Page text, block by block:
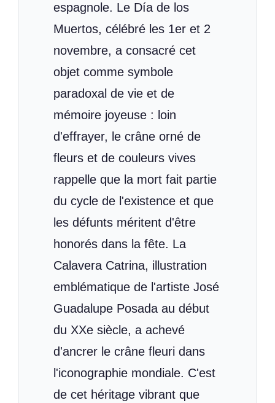
espagnole. Le Día de los
Muertos, célébré les 1er et 2
novembre, a consacré cet
objet comme symbole
paradoxal de vie et de
mémoire joyeuse : loin
d'effrayer, le crâne orné de
fleurs et de couleurs vives
rappelle que la mort fait partie
du cycle de l'existence et que
les défunts méritent d'être
honorés dans la fête. La
Calavera Catrina, illustration
emblématique de l'artiste José
Guadalupe Posada au début
du XXe siècle, a achevé
d'ancrer le crâne fleuri dans
l'iconographie mondiale. C'est
de cet héritage vibrant que